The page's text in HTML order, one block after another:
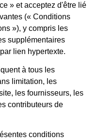
» et acceptez d'être lié
(« Conditions
»), y compris les
supplémentaires
lien hypertexte.
à tous les
limitation, les
les fournisseurs, les
contributeurs de
conditions